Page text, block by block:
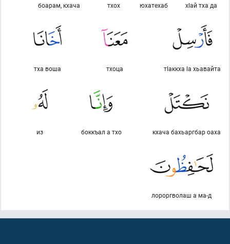
хlай тха да
юхатехаб
тхох
боарам, кхача
тlаккха lа хьавайта
тхоца
тха воша
кхача бахьаргбар оаха
боккъал а тхо
из
лороргволаш а ма-д